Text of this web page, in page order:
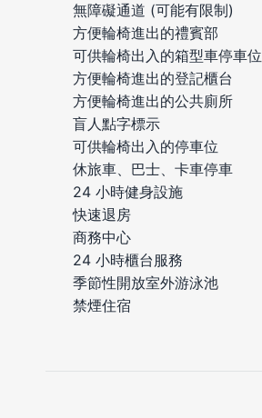
無障礙通道 (可能有限制)
方便輪椅進出的禮賓部
可供輪椅出入的箱型車停車位
方便輪椅進出的登記櫃台
方便輪椅進出的公共廁所
盲人點字標示
可供輪椅出入的停車位
休旅車、巴士、卡車停車
24 小時健身設施
快速退房
商務中心
24 小時櫃台服務
季節性開放室外游泳池
禁煙住宿